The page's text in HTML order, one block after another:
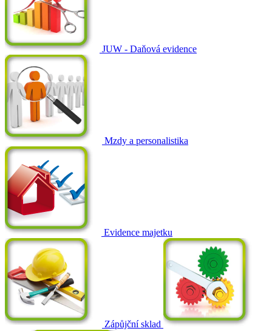
JUW - Daňová evidence
Mzdy a personalistika
Evidence majetku
Zápůjční sklad